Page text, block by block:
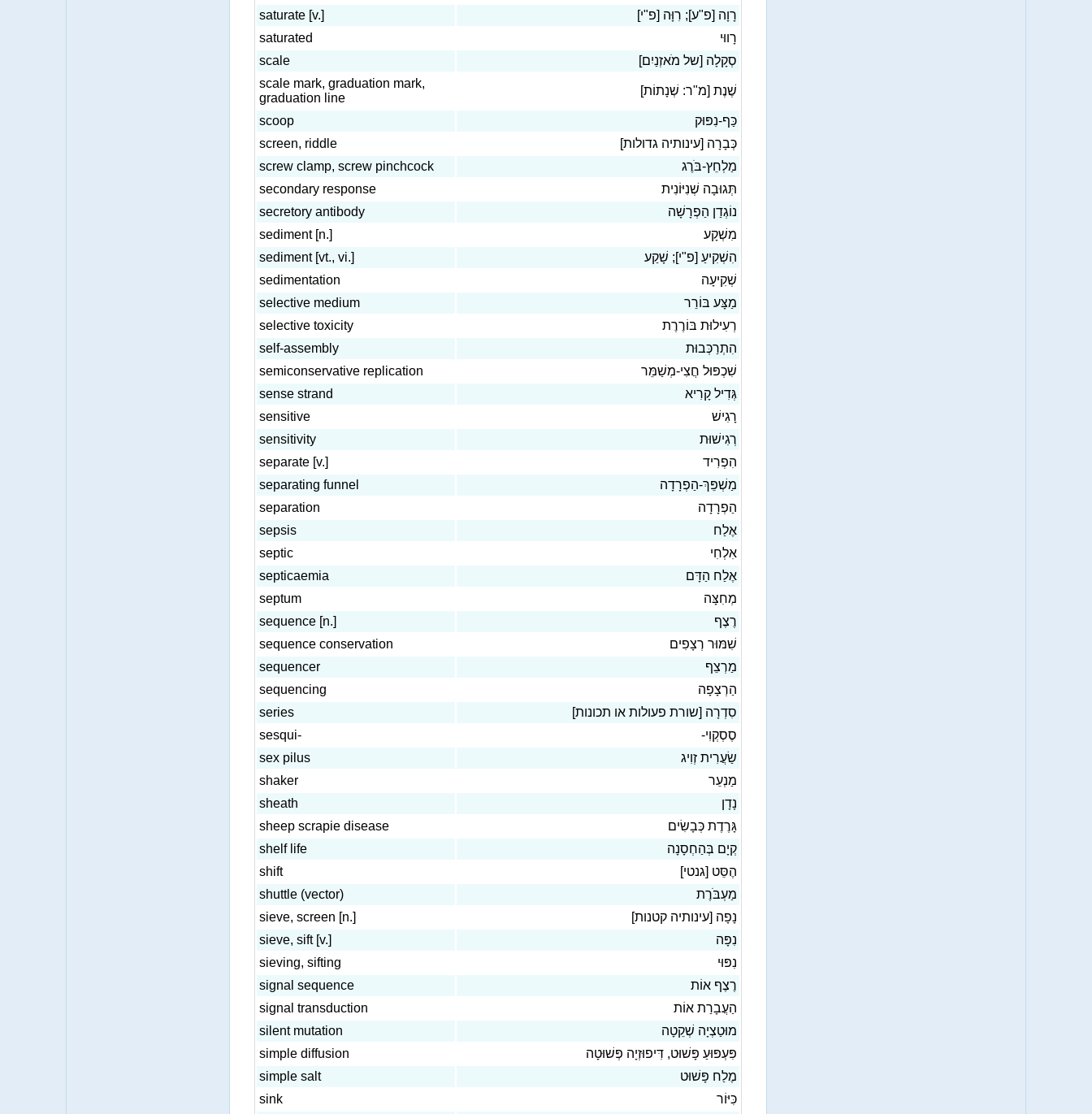
saturate [v.]
רָוָה [פ"ע]; רִוָּה [פ"י]
saturated
רָווּי
scale
סְקָלָה [של מֹאזְנַיִם]
scale mark, graduation mark,
graduation line
שֶׁנֶת [מ"ר: שְׁנָתוֹת]
scoop
כַּף-נִפּוּק
screen, riddle
כְּבָרָה [עינותיה גדולות]
screw clamp, screw pinchcock
מַלְחֵץ-בֹּרֶג
secondary response
תְּגוּבָה שְׁנִיּוֹנִית
secretory antibody
נוֹגְדַן הַפְרָשָׁה
sediment [n.]
מִשְׁקָע
sediment [vt., vi.]
הִשְׁקִיעַ [פ"י]; שָׁקַע
sedimentation
שְׁקִיעָה
selective medium
מַצָּע בּוֹרֵר
selective toxicity
רְעִילוּת בּוֹרֶרֶת
self-assembly
הִתְרַכְּבוּת
semiconservative replication
שִׁכְפּוּל חֲצִי-מְשַׁמֵּר
sense strand
גְּדִיל קָרִיא
sensitive
רָגִישׁ
sensitivity
רְגִישׁוּת
separate [v.]
הִפְרִיד
separating funnel
מַשְׁפֵּךְ-הַפְרָדָה
separation
הַפְרָדָה
sepsis
אֶלַח
septic
אִלְחִי
septicaemia
אֶלַח הַדָּם
septum
מְחִצָּה
sequence [n.]
רֶצֶף
sequence conservation
שִׁמּוּר רְצָפִים
sequencer
מַרְצֵף
sequencing
הַרְצָפָה
series
סִדְרָה [שורת פעולות או תכונות]
sesqui-
סֶסְקְוִי-
sex pilus
שַׂעֲרִית זְוִיג
shaker
מַנְעֵר
sheath
נָדָן
sheep scrapie disease
גָּרֶדֶת כְּבָשִׂים
shelf life
קְיָם בְּהַחְסָנָה
shift
הֶסֵּט [גנטי]
shuttle (vector)
מַעְבֹּרֶת
sieve, screen [n.]
נָפָה [עינותיה קטנות]
sieve, sift [v.]
נִפָּה
sieving, sifting
נִפּוּי
signal sequence
רֶצֶף אוֹת
signal transduction
הַעֲבָרַת אוֹת
silent mutation
מוּטַצְיָה שְׁקֵטָה
simple diffusion
פִּעְפּוּעַ פָּשׁוּט, דִּיפוּזְיָה פְּשׁוּטָה
simple salt
מֶלַח פָּשׁוּט
sink
כִּיּוֹר